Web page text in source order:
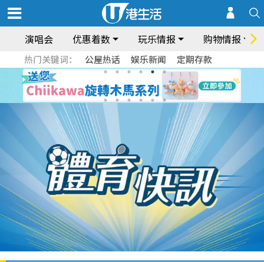
演唱会 优惠着数 玩乐情报 购物情报
热门关键词： 公屋热话 娱乐新闻 定期存款